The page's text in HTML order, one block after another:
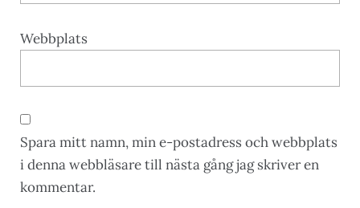
Webbplats
Spara mitt namn, min e-postadress och webbplats
i denna webbläsare till nästa gång jag skriver en
kommentar.